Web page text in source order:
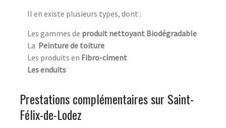
Il en existe plusieurs types, dont :
Les gammes de produit nettoyant Biodégradable
La Peinture de toiture
Les produits en Fibro-ciment
Les enduits
Prestations complémentaires sur Saint-
Félix-de-Lodez